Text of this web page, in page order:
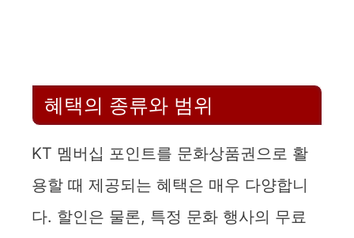
혜택의 종류와 범위
KT 멤버십 포인트를 문화상품권으로 활
용할 때 제공되는 혜택은 매우 다양합니
다. 할인은 물론, 특정 문화 행사의 무료